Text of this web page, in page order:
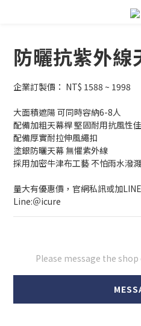
防曬抗紫外線
企業訂製價： NT$ 1588 ~ 1998
大面積遮陽 可同時容納6-8人
配備加粗天幕桿 堅固耐用抗風性佳
配備厚實耐拉伸風繩扣
塗銀防曬天幕 無懼紫外線
採用加密牛津布工藝 不怕雨水潑濺
量大有優惠價，官網私訊或加
Line:＠icure
Please message the